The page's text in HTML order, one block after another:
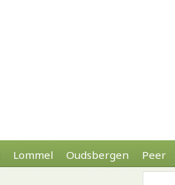
Lommel Oudsbergen Peer